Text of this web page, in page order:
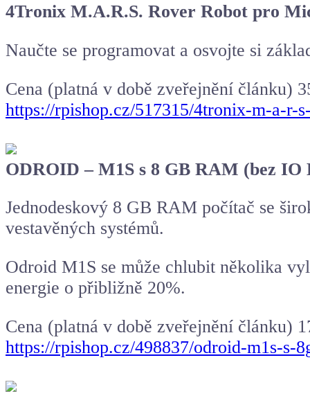
4Tronix M.A.R.S. Rover Robot pro
Naučte se programovat a osvojte si
Cena (platná v době zveřejnění článku)
https://rpishop.cz/517315/4tronix-m-a-r-
ODROID – M1S s 8 GB RAM (bez IO
Jednodeskový 8 GB RAM počítač se
vestavěných systémů.
Odroid M1S se může chlubit několika
energie o přibližně 20%.
Cena (platná v době zveřejnění článku)
https://rpishop.cz/498837/odroid-m1s-s-